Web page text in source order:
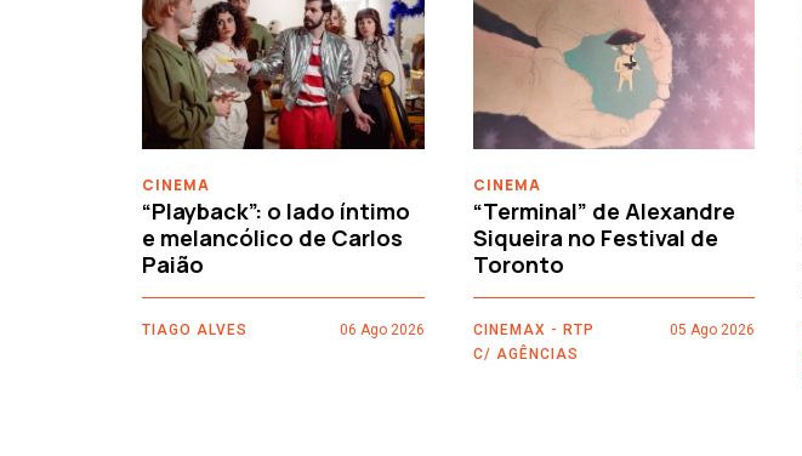
CINEMA
“Playback”: o lado íntimo
e melancólico de Carlos
Paião
TIAGO ALVES 06 Ago 2026
CINEMA
“Terminal” de Alexandre
Siqueira no Festival de
Toronto
CINEMAX - RTP
C/ AGÊNCIAS
05 Ago 2026
‹